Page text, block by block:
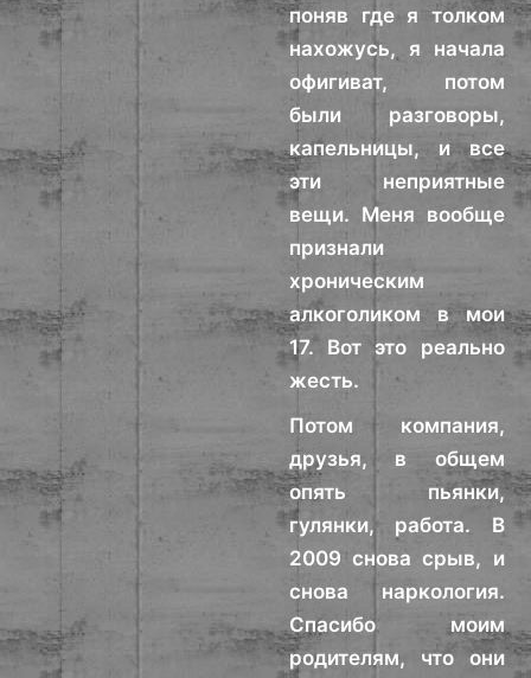
поняв где я толком
нахожусь, я начала
офигиват, потом
были разговоры,
капельницы, и все
эти неприятные
вещи. Меня вообще
признали
хроническим
алкоголиком в мои
17. Вот это реально
жесть.
Потом компания,
друзья, в общем
опять пьянки,
гулянки, работа. В
2009 снова срыв, и
снова наркология.
Спасибо моим
родителям, что они